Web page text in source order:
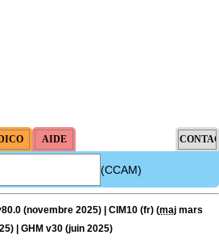
(CCAM)
(novembre 2025) | CIM10 (fr) (maj mars
| GHM v30 (juin 2025)